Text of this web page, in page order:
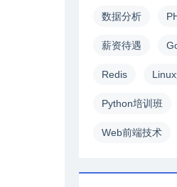
数据分析
薪资待遇
Redis
Python培训班
Web前端技术